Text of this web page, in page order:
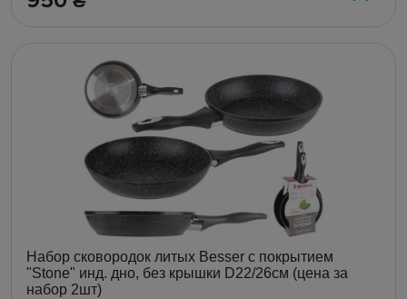
Набор сковородок литых Besser с покрытием
"Stone" инд. дно, без крышки D22/26см (цена за
набор 2шт)